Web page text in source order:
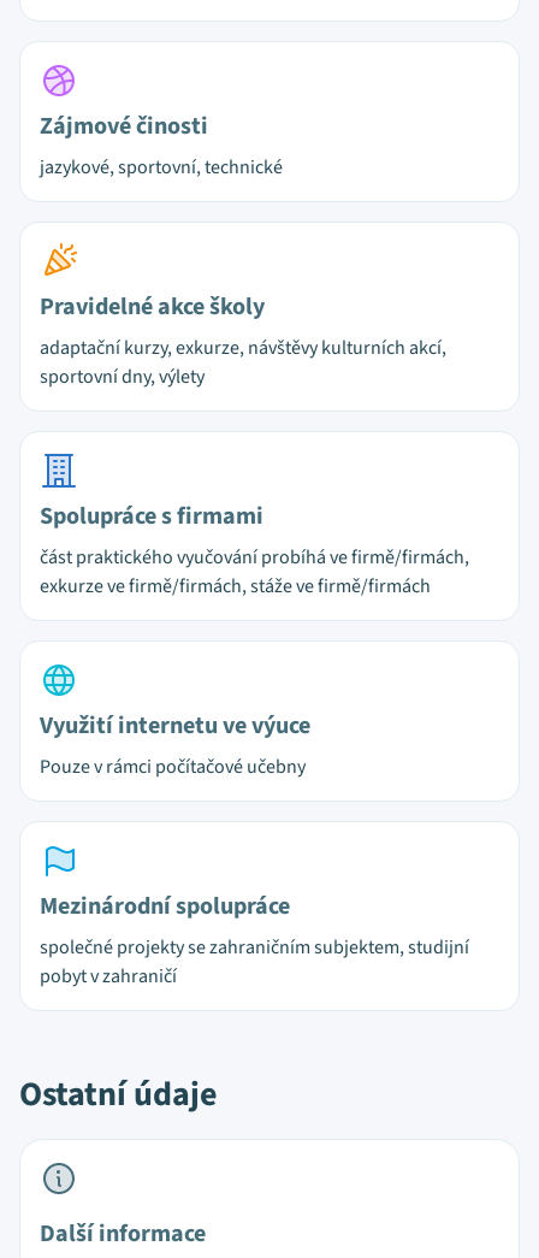
Zájmové činosti
jazykové, sportovní, technické
Pravidelné akce školy
adaptační kurzy, exkurze, návštěvy kulturních akcí,
sportovní dny, výlety
Spolupráce s firmami
část praktického vyučování probíhá ve firmě/firmách,
exkurze ve firmě/firmách, stáže ve firmě/firmách
Využití internetu ve výuce
Pouze v rámci počítačové učebny
Mezinárodní spolupráce
společné projekty se zahraničním subjektem, studijní
pobyt v zahraničí
Ostatní údaje
Další informace